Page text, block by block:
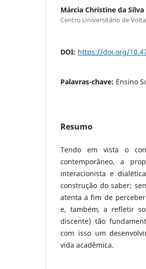
Márcia Christine da
Centro Universitário de
DOI: https://doi.org/
Palavras-chave: Ensino
Resumo
Tendo em vista o
contemporâneo, a
interacionista e
construção do saber;
atenta a fim de
e, também, a refletir
discente) tão
com isso um
vida acadêmica.